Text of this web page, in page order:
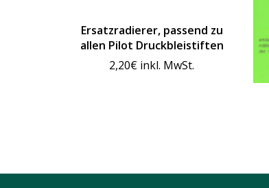
Ersatzradierer, passend zu
allen Pilot Druckbleistiften
2,20€ inkl. MwSt.